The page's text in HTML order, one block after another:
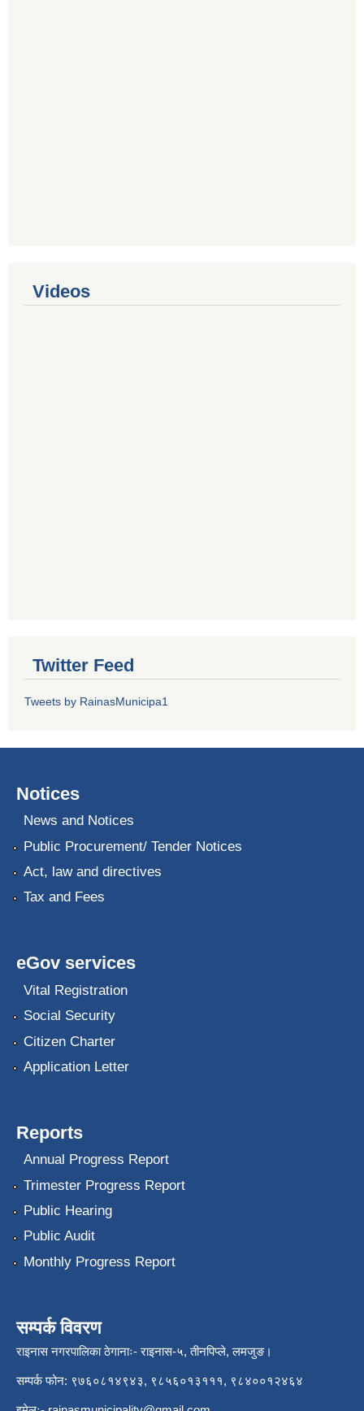
Videos
Twitter Feed
Tweets by RainasMunicipa1
Notices
News and Notices
Public Procurement/ Tender Notices
Act, law and directives
Tax and Fees
eGov services
Vital Registration
Social Security
Citizen Charter
Application Letter
Reports
Annual Progress Report
Trimester Progress Report
Public Hearing
Public Audit
Monthly Progress Report
सम्पर्क विवरण
राइनास नगरपालिका ठेगानाः- राइनास-५, तीनपिप्ले, लमजुङ।
सम्पर्क फोन: ९७६०८१४९४३, ९८५६०१३१११, ९८४००१२४६४